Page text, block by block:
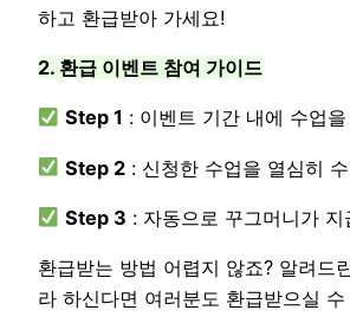
하고 환급받아 가세요!
2. 환급 이벤트 참여 가이드
Step 1 : 이벤트 기간 내에 수업
Step 2: 신청한 수업을 열심히
Step 3 : 자동으로 꾸그머니가 지
환급받는 방법 어렵지 않죠? 알려드
라 하신다면 여러분도 환급받으실